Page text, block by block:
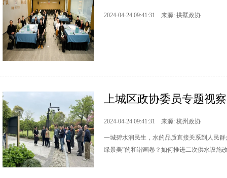
2024-04-24 09:41:31 来源: 拱墅政协
上城区政协委员专题视
2024-04-24 09:41:31 来源: 杭州政协
一城碧水润民生，水的品质直接关系到人民
绿景美”的和谐画卷？如何推进二次供水设施